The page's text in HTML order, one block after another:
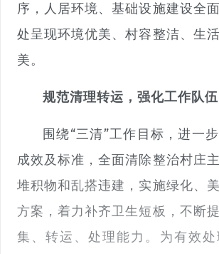
序，人居环境、基础设施建设全
处呈现环境优美、村容整洁、生
美。
规范清理转运，强化工作队伍
围绕“三清”工作目标，进一
成效及标准，全面清除整治村庄
堆积物和乱搭违建，实施绿化、
方案，着力补齐卫生短板，不断
集、转运、处理能力。为有效